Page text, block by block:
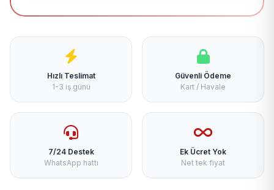
Hızlı Teslimat
1-3 iş günü
Güvenli Ödeme
Kart / Havale
7/24 Destek
WhatsApp hattı
Ek Ücret Yok
Net tek fiyat